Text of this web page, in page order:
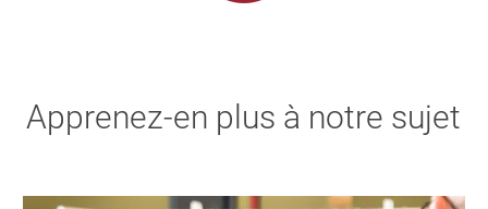
Apprenez-en plus à notre sujet